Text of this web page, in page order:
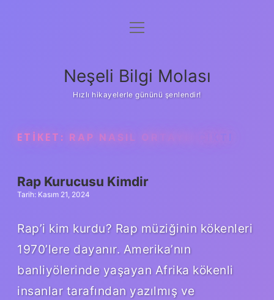
Anasayfa
Yasal Uyarı
menüyü
Neşeli Bilgi Molası
Hızlı hikayelerle gününü şenlendir!
ETIKET: RAP NASIL ORTAYA ÇIKTI
Rap Kurucusu Kimdir
Tarih: Kasım 21, 2024
Rap’i kim kurdu? Rap müziğinin kökenleri
1970’lere dayanır. Amerika’nın
banliyölerinde yaşayan Afrika kökenli
insanlar tarafından yazılmış ve